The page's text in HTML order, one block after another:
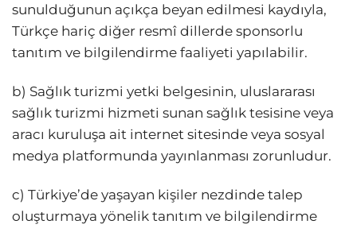
sunulduğunun açıkça beyan edilmesi kaydıyla,
Türkçe hariç diğer resmî dillerde sponsorlu
tanıtım ve bilgilendirme faaliyeti yapılabilir.
b) Sağlık turizmi yetki belgesinin, uluslararası
sağlık turizmi hizmeti sunan sağlık tesisine veya
aracı kuruluşa ait internet sitesinde veya sosyal
medya platformunda yayınlanması zorunludur.
c) Türkiye’de yaşayan kişiler nezdinde talep
oluşturmaya yönelik tanıtım ve bilgilendirme